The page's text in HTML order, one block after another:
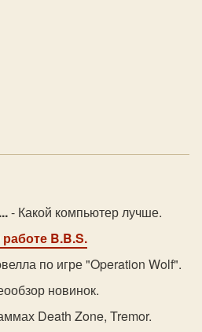
- Какой компьютер лучше.
работе B.B.S.
по игре "Operation Wolf".
новинок.
Death Zone, Tremor.